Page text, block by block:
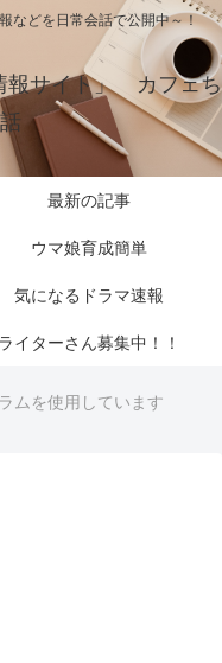
などを日常会話で公開中～！
報サイト」 カフェち
最新の記事
ウマ娘育成簡単
気になるドラマ速報
ライターさん募集中！！
ムを使用しています